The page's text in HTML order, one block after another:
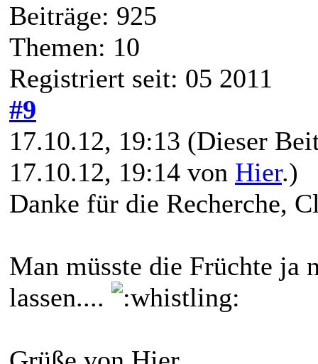
Beiträge: 925
Themen: 10
Registriert seit: 05 2011
#9
17.10.12, 19:13 (Dieser
17.10.12, 19:14 von Hier.)
Danke für die Recherche,
Man müsste die Früchte ja
lassen....